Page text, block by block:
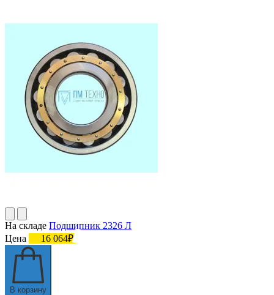
На складе Подшипник 2326 Л
Цена
16 064₽
В корзину